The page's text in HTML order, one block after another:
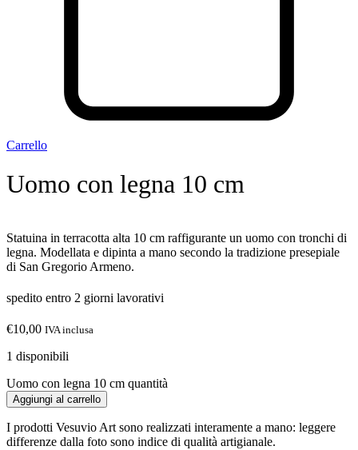
Carrello
Uomo con legna 10 cm
Statuina in terracotta alta 10 cm raffigurante un uomo con tronchi di
legna. Modellata e dipinta a mano secondo la tradizione presepiale
di San Gregorio Armeno.
spedito entro 2 giorni lavorativi
€10,00 IVA inclusa
1 disponibili
Uomo con legna 10 cm quantità
Aggiungi al carrello
I prodotti Vesuvio Art sono realizzati interamente a mano: leggere
differenze dalla foto sono indice di qualità artigianale.